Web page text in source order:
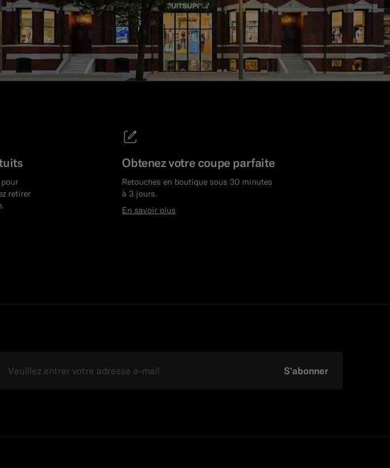
retirer
Obtenez votre coupe parfaite
Retouches en boutique sous 30 minutes
à 3 jours.
En savoir plus
S'abonner